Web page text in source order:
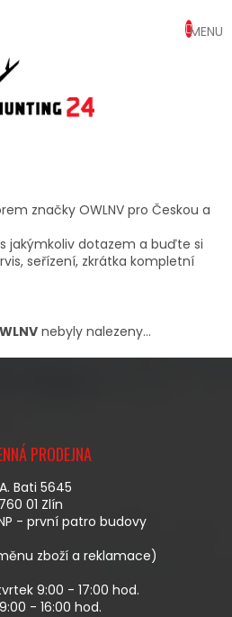
KOŠÍK
značky OWLNV pro Českou a
jakýmkoliv dotazem a buďte si
seřízení, zkrátka kompletní
nebyly nalezeny...
PRODEJNA
Bati 5645
760 01 Zlín
- první patro budovy
zboží a reklamace)
9:00 - 17:00 hod.
- 16:00 hod.